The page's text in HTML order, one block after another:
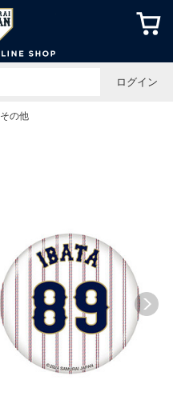
侍ジャパ
ログイン
その他